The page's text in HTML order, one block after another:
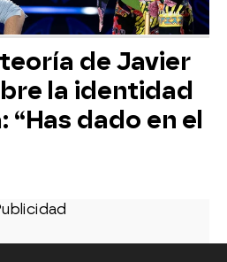
de Javier
la identidad
“Has dado en el